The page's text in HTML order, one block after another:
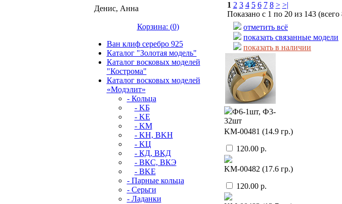
Денис, Анна
Корзина: (0)
Ван клиф серебро 925
Каталог "Золотая модель"
Каталог восковых моделей
"Кострома"
Каталог восковых моделей
«Модэлит»
- Кольца
- KБ
- KЕ
- KМ
- KН, BKН
- KЦ
- КД, ВКД
- ВКС, BКЭ
- BKЕ
- Парные кольца
- Серьги
- Ладанки
1 2 3 4 5 6 7 8 > >|
Показано с 1 по 20 из 143 (всего
отметить всё
показать связанные модели
показать в наличии
Ф6-1шт, Ф3-
32шт
KМ-00481 (14.9 гр.)
120.00 р.
KМ-00482 (17.6 гр.)
120.00 р.